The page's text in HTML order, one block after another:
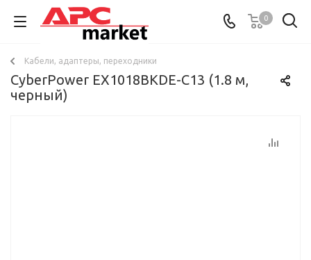
0
Кабели, адаптеры, переходники
CyberPower EX1018BKDE-C13 (1.8 м,
черный)